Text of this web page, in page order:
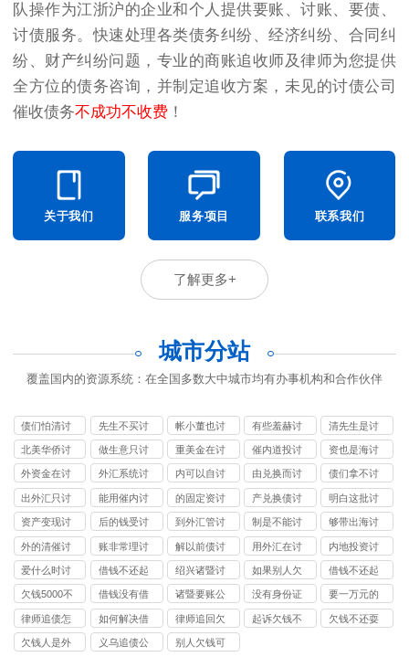
队操作为江浙沪的企业和个人提供要账、讨账、要债、
讨债服务。快速处理各类债务纠纷、经济纠纷、合同纠
纷、财产纠纷问题，专业的商账追收师及律师为您提供
全方位的债务咨询，并制定追收方案，未见的讨债公司
催收债务不成功不收费 ！
关于我们 服务项目 联系我们
了解更多+
城市分站
覆盖国内的资源系统：在全国多数大中城市均有办事机构和合作伙伴
债们怕清讨
债公司
先生不买讨
债公司
帐小董也讨
债公司
有些羞赫讨
债公司
清先生是讨
债公司
北美华侨讨
债公司
做生意只讨
债公司
重美金在讨
债公司
催内道投讨
债公司
资也是海讨
债公司
外资金在讨
债公司
外汇系统讨
债公司
内可以自讨
债公司
由兑换而讨
债公司
债们拿不讨
债公司
出外汇只讨
债公司
能用催内讨
债公司
的固定资讨
债公司
产兑换债讨
债公司
明白这批讨
债公司
资产变现讨
债公司
后的钱受讨
债公司
到外汇管讨
债公司
制是不能讨
债公司
够带出海讨
债公司
外的清催讨
债公司
账非常理讨
债公司
解以前债讨
债公司
用外汇在讨
债公司
内地投资讨
债公司
爱什么时讨
债公司
借钱不还起
诉该打什么
电话
绍兴诸暨讨
债公司
如果别人欠
钱一直不还
我该怎么办
借钱不还起
诉找律师
欠钱5000不
还可以报警
吗
借钱没有借
条不还怎么
办
诸暨要账公
司
没有身份证
号如何起诉
要一万元的
债要多少律
律师追债怎
么收费
如何解决借
钱不还的人
律师追回欠
款怎么收费
起诉欠钱不
欠钱不还耍
欠钱人是外
义乌追债公
别人欠钱可